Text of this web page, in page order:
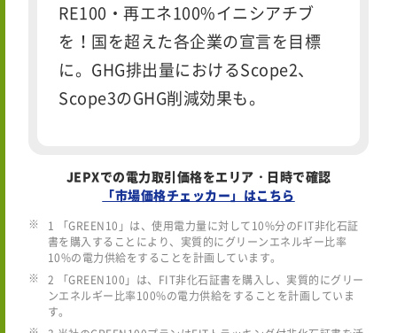
RE100・再エネ100%イニシアチブ
を！国を超えた各企業の宣言を目標
に。GHG排出量におけるScope2、
Scope3のGHG削減効果も。
JEPXでの電力取引価格をエリア・日時で確認
「市場価格チェッカー」はこちら
1 「GREEN10」は、使用電力量に対して10%分のFIT非化石証
書を購入することにより、実質的にグリーンエネルギー比率
10%の電力供給をすることを計画しています。
2 「GREEN100」は、FIT非化石証書を購入し、実質的にグリー
ンエネルギー比率100%の電力供給をすることを計画していま
す。